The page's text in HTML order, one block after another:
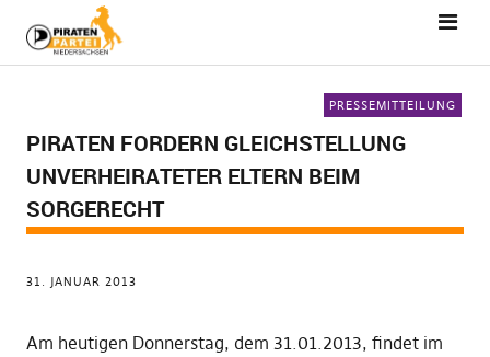
PRESSEMITTEILUNG
PIRATEN FORDERN GLEICHSTELLUNG
UNVERHEIRATETER ELTERN BEIM
SORGERECHT
31. JANUAR 2013
Am heutigen Donnerstag, dem 31.01.2013, findet im